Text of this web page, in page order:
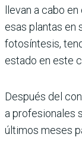
llevan a cabo en
esas plantas en
fotosíntesis,
estado en este
Después del
a profesionales
últimos meses